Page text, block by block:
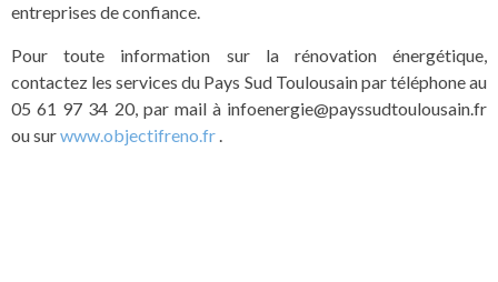
entreprises de confiance.
Pour toute information sur la rénovation énergétique,
contactez les services du Pays Sud Toulousain par téléphone au
05 61 97 34 20, par mail à infoenergie@payssudtoulousain.fr
ou surwww.objectifreno.fr